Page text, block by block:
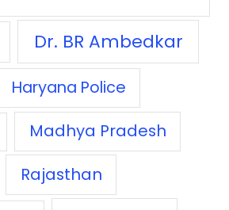
Dr. BR Ambedkar
Haryana Police
Madhya Pradesh
Rajasthan